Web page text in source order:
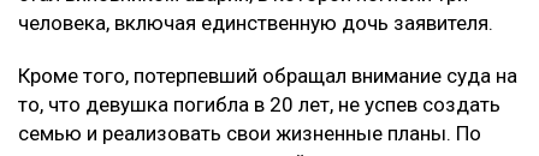
компенсации морального вреда. В суде
ранее 10 миллионов тенге не соответствуют тяжести
последствий трагедии. Отец погибшей просил
взыскать с осужденного 100 миллионов тенге. В